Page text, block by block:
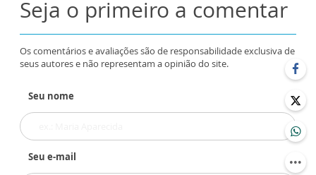
Seja o primeiro a comentar
Os comentários e avaliações são de responsabilidade exclusiva de
seus autores e não representam a opinião do site.
Seu nome
Seu e-mail